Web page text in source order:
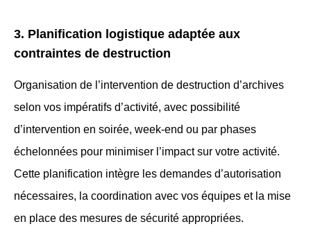
3. Planification logistique adaptée aux
contraintes de destruction
Organisation de l’intervention de destruction d’archives
selon vos impératifs d’activité, avec possibilité
d’intervention en soirée, week-end ou par phases
échelonnées pour minimiser l’impact sur votre activité.
Cette planification intègre les demandes d’autorisation
nécessaires, la coordination avec vos équipes et la mise
en place des mesures de sécurité appropriées.